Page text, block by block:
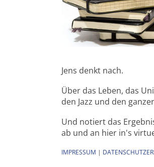
Jens denkt nach.
Über das Leben, das
den Jazz und den
Und notiert das
ab und an hier in's
IMPRESSUM |